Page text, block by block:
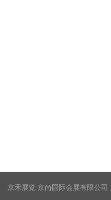
京禾展览 京尚国际会展有限公